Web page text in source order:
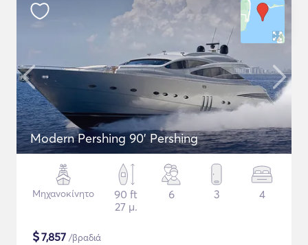
Modern Pershing 90' Pershing
Μηχανοκίνητο
90 ft
27 μ.
6 3 4
$7,857 /βραδιά